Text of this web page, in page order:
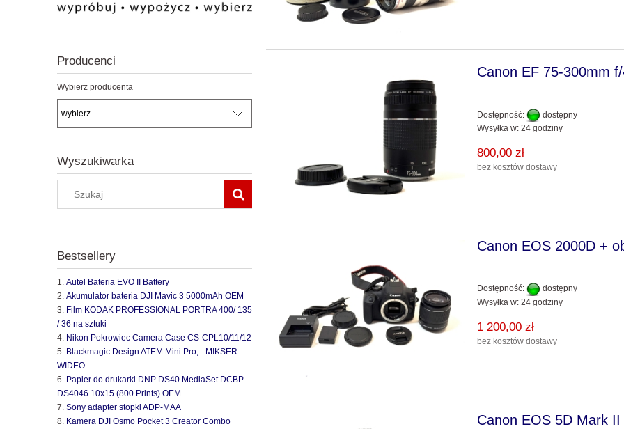
Producenci
Wybierz producenta
Wyszukiwarka
Bestsellery
Autel Bateria EVO II Battery
Akumulator bateria DJI Mavic 3 5000mAh OEM
Film KODAK PROFESSIONAL PORTRA 400/ 135
/ 36 na sztuki
Nikon Pokrowiec Camera Case CS-CPL10/11/12
Blackmagic Design ATEM Mini Pro, - MIKSER
WIDEO
Papier do drukarki DNP DS40 MediaSet DCBP-
DS4046 10x15 (800 Prints) OEM
Sony adapter stopki ADP-MAA
Kamera DJI Osmo Pocket 3 Creator Combo
Canon EF 75-300mm
Dostępność:
dostępny
Wysyłka w: 24 godziny
800,00 zł
bez kosztów dostawy
Canon EOS 2000D +
Dostępność:
dostępny
Wysyłka w: 24 godziny
1 200,00 zł
bez kosztów dostawy
Canon EOS 5D Mark